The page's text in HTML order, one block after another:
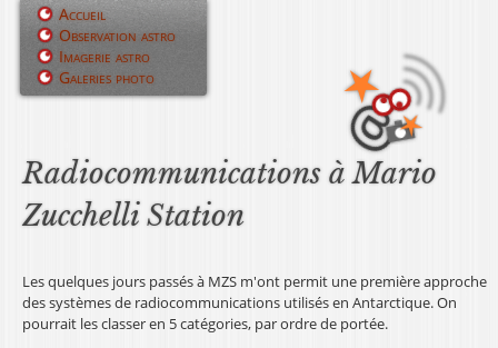
Jump to navigation
Radiocommunications à Mario
Zucchelli Station
Les quelques jours passés à MZS m'ont permit une première approche
des systèmes de radiocommunications utilisés en Antarctique. On
pourrait les classer en 5 catégories, par ordre de portée.
M
u
p
i
n
Accueil
Observation astro
Imagerie astro
Galeries photo